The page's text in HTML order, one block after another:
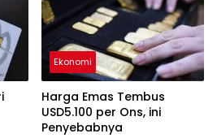
Ekonomi
Harga Emas Tembus
USD5.100 per Ons, ini
Penyebabnya